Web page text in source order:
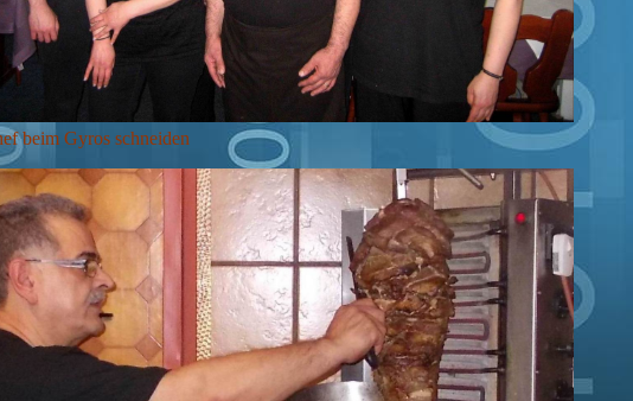
beim Gyros schneiden